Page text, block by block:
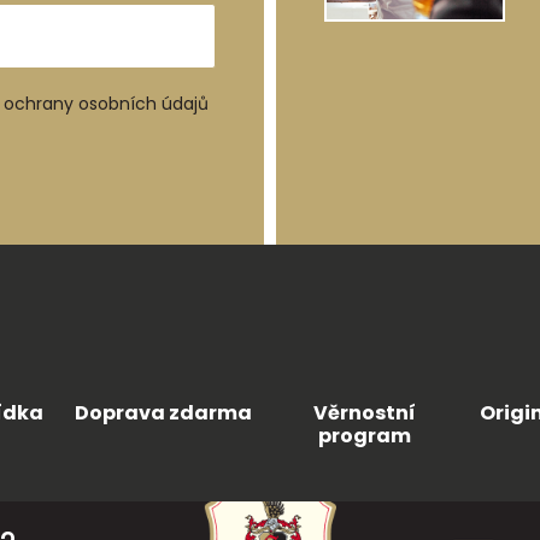
osobních údajů
Doprava zdarma
Věrnostní
program